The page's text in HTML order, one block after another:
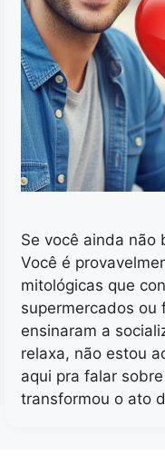
Se você ainda não
Você é
mitológicas que
supermercados ou
ensinaram a
relaxa, não estou
aqui pra falar
transformou o ato